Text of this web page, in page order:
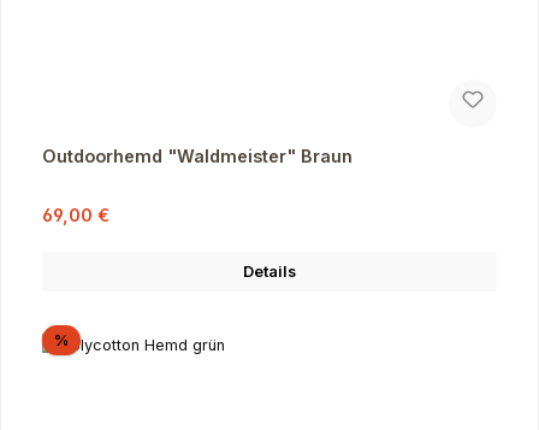
Outdoorhemd "Waldmeister" Braun
Verkaufspreis:
69,00 €
Details
%Rabatt